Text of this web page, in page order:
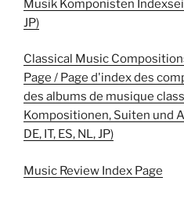
Musik Komponisten
JP)
Classical Music
Page / Page d'index des
des albums de musique
Kompositionen, Suiten und
DE, IT, ES, NL, JP)
Music Review Index Page